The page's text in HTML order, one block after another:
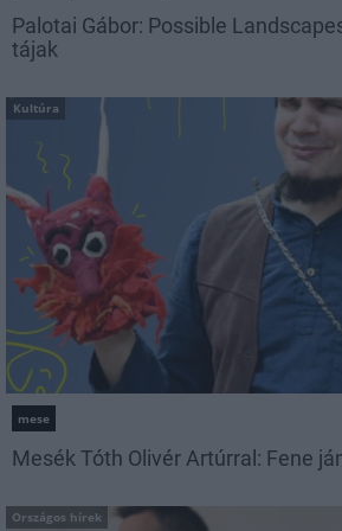
Palotai Gábor: Possible
tájak
Kultúra
mese
Mesék Tóth Olivér Artúrral: Fene
Országos hírek